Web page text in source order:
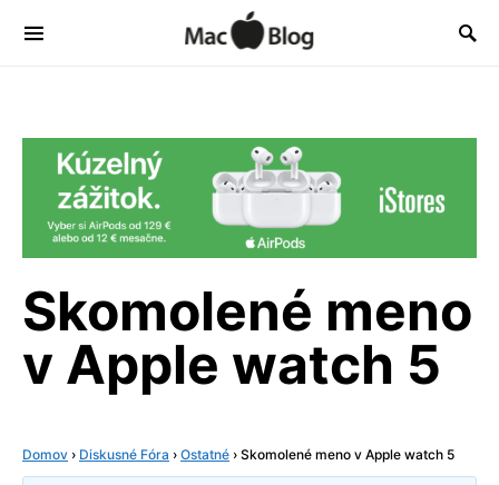
Skomolené meno
v Apple watch 5
Domov › Diskusné Fóra › Ostatné › Skomolené meno v Apple watch 5